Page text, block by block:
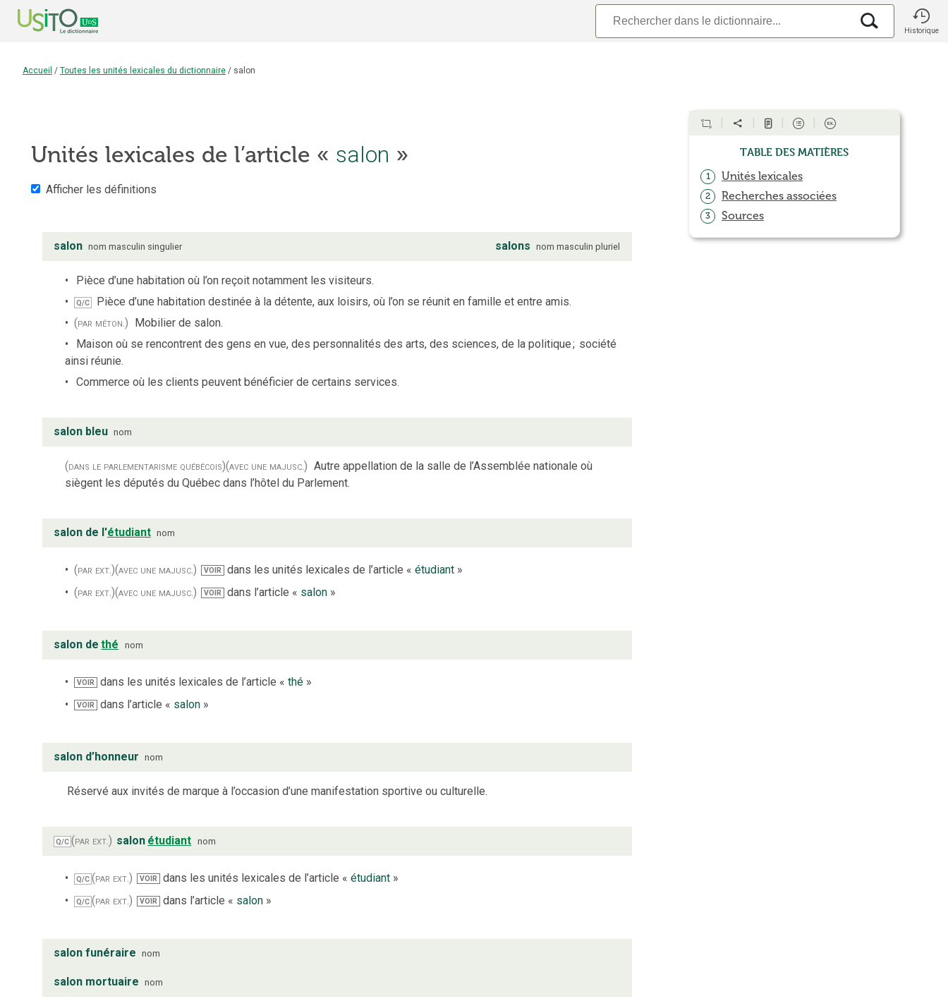
Historique
Accueil / Toutes les unités lexicales du dictionnaire / salon
Unités lexicales de l’article « salon »
Afficher les définitions
salon nom masculin singulier salons nom masculin pluriel
Pièce d’une habitation où l’on reçoit notamment les visiteurs.
Q/C
Pièce d’une habitation destinée à la détente, aux loisirs, où l’on se réunit en famille et entre amis.
(par méton.) Mobilier de salon.
Maison où se rencontrent des gens en vue, des personnalités des arts, des sciences, de la politique; société
ainsi réunie.
Commerce où les clients peuvent bénéficier de certains services.
salon bleu nom
(dans le parlementarisme québécois)(avec une majusc.) Autre appellation de la salle de l’Assemblée nationale où
siègent les députés du Québec dans l’hôtel du Parlement.
salon de l'étudiant nom
(par ext.)(avec une majusc.) VOIR dans les unités lexicales de l’article « étudiant»
(par ext.)(avec une majusc.) VOIR dans l’article « salon»
salon de thé nom
VOIR dans les unités lexicales de l’article «thé »
VOIR dans l’article « salon »
salon d’honneur nom
Réservé aux invités de marque à l’occasion d’une manifestation sportive ou culturelle.
Q/C (par ext.) salon étudiant nom
Q/C (par ext.) VOIR dans les unités lexicales de l’article «étudiant »
Q/C (par ext.) VOIR dans l’article « salon »
salon funéraire nom
salon mortuaire nom
Table des matières
1 Unités lexicales
2 Recherches associées
3 Sources